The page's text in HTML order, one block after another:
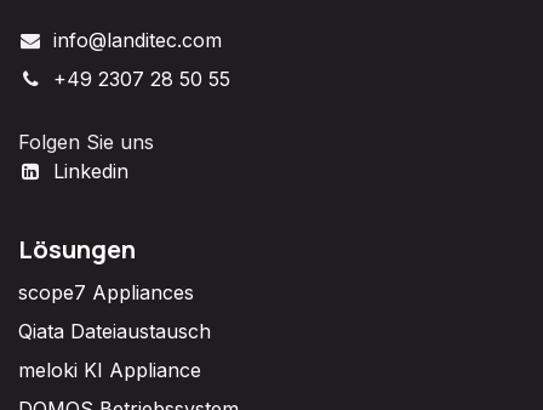
info@landitec.com
+49 2307 28 50 55
Folgen Sie uns
Linkedin
Lösungen
scope7 Appliances
Qiata Dateiaustausch
meloki KI Appliance